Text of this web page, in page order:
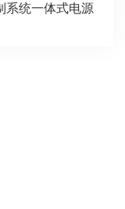
系统一体式电源